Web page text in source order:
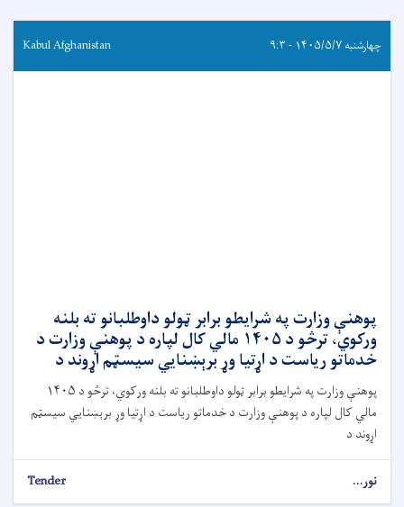
چهارشنبه ۱۴۰۵/۵/۷ - ۹:۳ Kabul Afghanistan
پوهنې وزارت په شرایطو برابر ټولو داوطلبانو ته بلنه
ورکوي، ترڅو د ۱۴۰۵ مالي کال لپاره د پوهنې وزارت د
خدماتو ریاست د اړتیا وړ برېښنايي سیسټم اړوند د
پوهنې وزارت په شرایطو برابر ټولو داوطلبانو ته بلنه ورکوي، ترڅو د ۱۴۰۵
مالي کال لپاره د پوهنې وزارت د خدماتو ریاست د اړتیا وړ برېښنايي سیسټم
اړوند د
نور... Tender